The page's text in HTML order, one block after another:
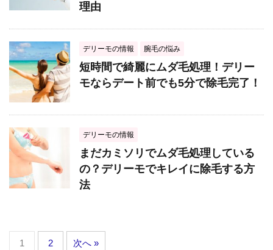
理由
デリーモの情報 腕毛の悩み
短時間で綺麗にムダ毛処理！デリー
モならデート前でも5分で除毛完了！
デリーモの情報
まだカミソリでムダ毛処理している
の？デリーモでキレイに除毛する方
法
1 2 次へ »